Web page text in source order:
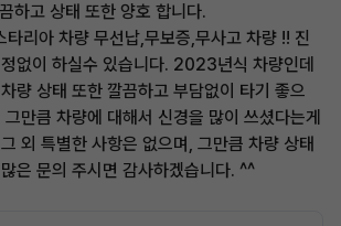
하고 상태 또한 양호 합니다.
리아 차량 무선납,무보증,무사고 차량 !! 진
없이 하실수 있습니다. 2023년식 차량인데
량 상태 또한 깔끔하고 부담없이 타기 좋으
만큼 차량에 대해서 신경을 많이 쓰셨다는게
외 특별한 사항은 없으며, 그만큼 차량 상태
은 문의 주시면 감사하겠습니다. ^^